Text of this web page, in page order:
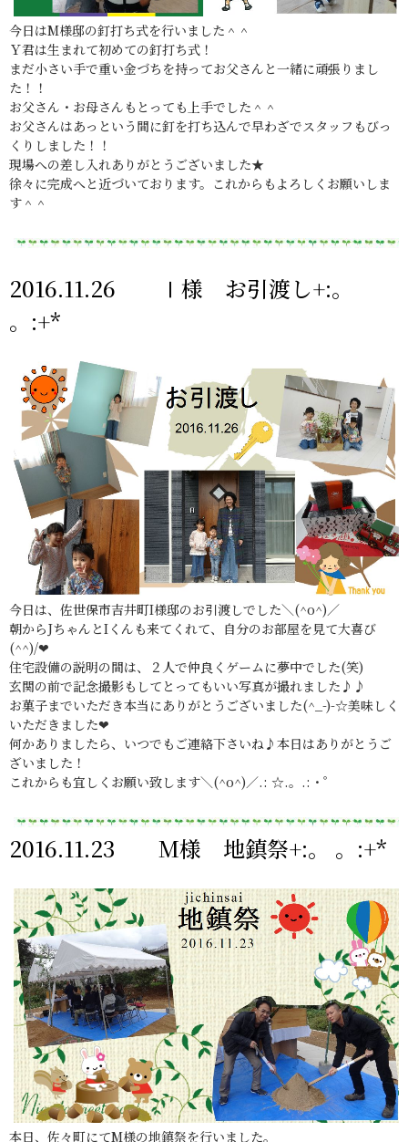
今日はM様邸の釘打ち式を行いました＾＾
Ｙ君は生まれて初めての釘打ち式！
まだ小さい手で重い金づちを持ってお父さんと一緒に頑張りまし
た！！
お父さん・お母さんもとっても上手でした＾＾
お父さんはあっという間に釘を打ち込んで早わざでスタッフもびっ
くりしました！！
現場への差し入れありがとうございました★
徐々に完成へと近づいております。これからもよろしくお願いしま
す＾＾
2016.11.26 Ⅰ様 お引渡し+:。
。:+*
今日は、佐世保市吉井町I様邸のお引渡しでした＼(^o^)／
朝からJちゃんとIくんも来てくれて、自分のお部屋を見て大喜び
(^^)/❤
住宅設備の説明の間は、２人で仲良くゲームに夢中でした(笑)
玄関の前で記念撮影もしてとってもいい写真が撮れました♪♪
お菓子までいただき本当にありがとうございました(^_-)-☆美味しく
いただきました❤
何かありましたら、いつでもご連絡下さいね♪本日はありがとうご
ざいました！
これからも宜しくお願い致します＼(^o^)／.: ☆.。.:・゜
2016.11.23 M様 地鎮祭+:。 。:+*
本日、佐々町にてM様の地鎮祭を行いました。